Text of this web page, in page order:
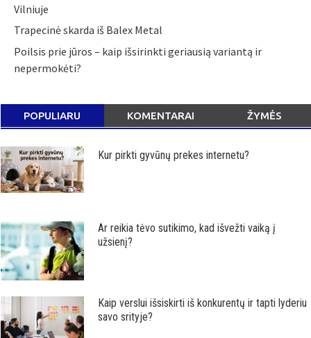
Vilniuje
Trapecinė skarda iš Balex Metal
Poilsis prie jūros – kaip išsirinkti geriausią variantą ir
nepermokėti?
POPULIARU KOMENTARAI ŽYMĖS
Kur pirkti gyvūnų prekes internetu?
Ar reikia tėvo sutikimo, kad išvežti vaiką į
užsienį?
Kaip verslui išsiskirti iš konkurentų ir tapti lyderiu
savo srityje?